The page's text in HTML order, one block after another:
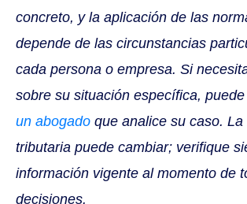
concreto, y la aplicación de las
depende de las circunstancias
cada persona o empresa. Si
sobre su situación específica, puede
un abogado que analice su caso.
tributaria puede cambiar; verifique
información vigente al momento de
decisiones.